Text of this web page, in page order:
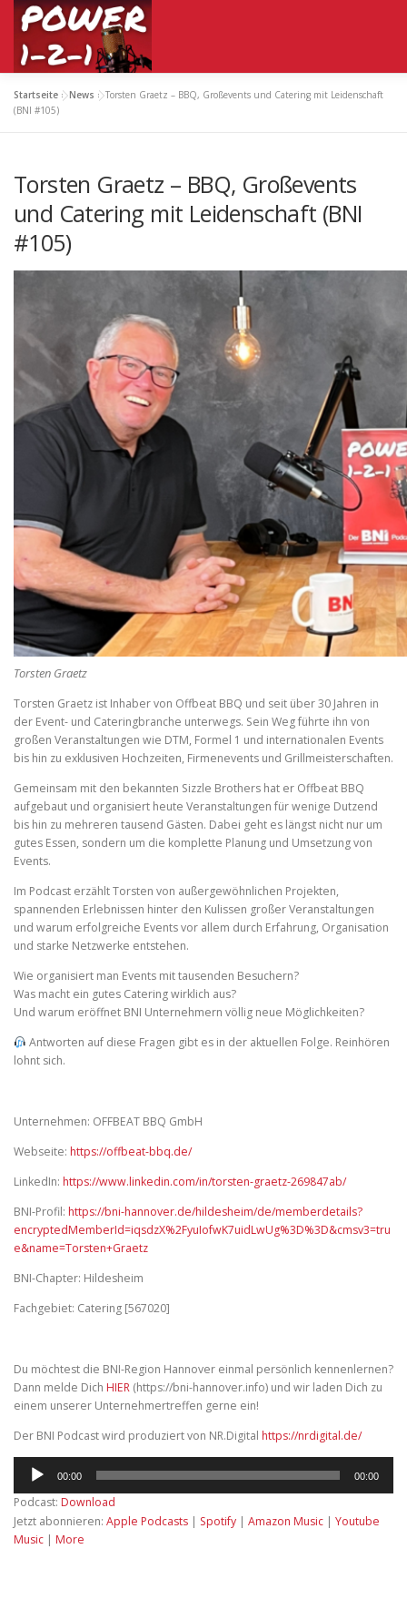
Zum
Inhalt
springen
HOME
Startseite »News »Torsten Graetz – BBQ, Großevents und Catering mit Leidenschaft
(BNI #105)
Torsten Graetz – BBQ, Großevents
und Catering mit Leidenschaft (BNI
#105)
Torsten Graetz
Torsten Graetz ist Inhaber von Offbeat BBQ und seit über 30 Jahren in
der Event- und Cateringbranche unterwegs. Sein Weg führte ihn von
großen Veranstaltungen wie DTM, Formel 1 und internationalen Events
bis hin zu exklusiven Hochzeiten, Firmenevents und Grillmeisterschaften.
Gemeinsam mit den bekannten Sizzle Brothers hat er Offbeat BBQ
aufgebaut und organisiert heute Veranstaltungen für wenige Dutzend
bis hin zu mehreren tausend Gästen. Dabei geht es längst nicht nur um
gutes Essen, sondern um die komplette Planung und Umsetzung von
Events.
Im Podcast erzählt Torsten von außergewöhnlichen Projekten,
spannenden Erlebnissen hinter den Kulissen großer Veranstaltungen
und warum erfolgreiche Events vor allem durch Erfahrung, Organisation
und starke Netzwerke entstehen.
Wie organisiert man Events mit tausenden Besuchern?
Was macht ein gutes Catering wirklich aus?
Und warum eröffnet BNI Unternehmern völlig neue Möglichkeiten?
Antworten auf diese Fragen gibt es in der aktuellen Folge. Reinhören
lohnt sich.
Unternehmen: OFFBEAT BBQ GmbH
Webseite: https://offbeat-bbq.de/
LinkedIn: https://www.linkedin.com/in/torsten-graetz-269847ab/
BNI-Profil: https://bni-hannover.de/hildesheim/de/memberdetails?
encryptedMemberId=iqsdzX%2FyuIofwK7uidLwUg%3D%3D&cmsv3=tru
e&name=Torsten+Graetz
BNI-Chapter: Hildesheim
Fachgebiet: Catering [567020]
Du möchtest die BNI-Region Hannover einmal persönlich kennenlernen?
Dann melde Dich HIER (https://bni-hannover.info) und wir laden Dich zu
einem unserer Unternehmertreffen gerne ein!
Der BNI Podcast wird produziert von NR.Digital https://nrdigital.de/
Audio-
Player
00:00 00:00
Podcast: Download
Jetzt abonnieren: Apple Podcasts | Spotify | Amazon Music | Youtube
Music | More